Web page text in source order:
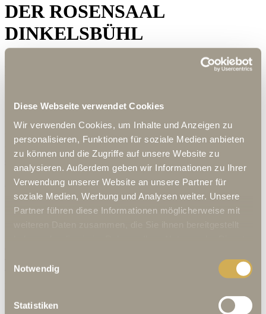
Diese Webseite verwendet Cookies
Wir verwenden Cookies, um Inhalte und Anzeigen zu
personalisieren, Funktionen für soziale Medien anbieten
zu können und die Zugriffe auf unsere Website zu
analysieren. Außerdem geben wir Informationen zu Ihrer
Verwendung unserer Website an unsere Partner für
soziale Medien, Werbung und Analysen weiter. Unsere
Partner führen diese Informationen möglicherweise mit
Notwendig
Statistiken
DER ROSENSAAL
DINKELSBÜHL
Buchen Sie ihr geschäftliches Event!
gebucht werden. Von Teambuilding Events, über Firmenfeiern,
hin zu Tagungen in einmaligem Ambiente - melden Sie sich einfach
Die aktuellen Veranstaltungen finden Sie hier!
IHR PRIVATES EVENT
Jetzt per E-Mail Angebot anfragen.